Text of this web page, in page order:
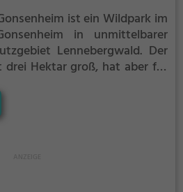
ist ein Wildpark im
in unmittelbarer
Lennebergwald. Der
Hektar groß, hat aber für
Angaben der Stadt Mainz
Menschen im